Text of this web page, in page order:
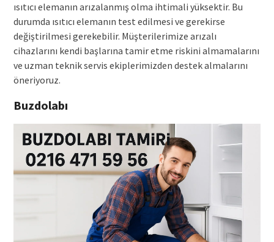
ısıtıcı elemanın arızalanmış olma ihtimali yüksektir. Bu
durumda ısıtıcı elemanın test edilmesi ve gerekirse
değiştirilmesi gerekebilir. Müşterilerimize arızalı
cihazlarını kendi başlarına tamir etme riskini almamalarını
ve uzman teknik servis ekiplerimizden destek almalarını
öneriyoruz.
Buzdolabı